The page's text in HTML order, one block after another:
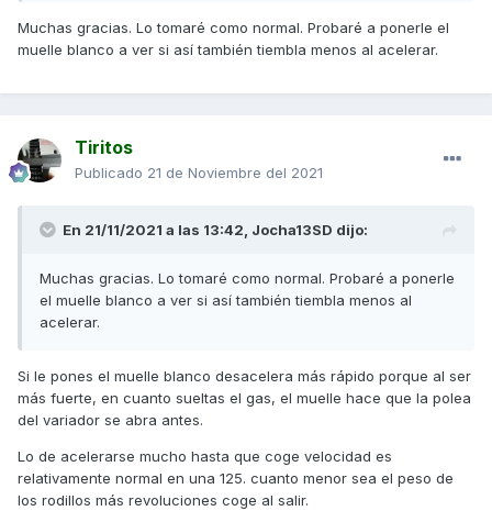
Muchas gracias. Lo tomaré como normal. Probaré a ponerle el
muelle blanco a ver si así también tiembla menos al acelerar.
Tiritos
Publicado 21 de Noviembre del 2021
En 21/11/2021 a las 13:42, Jocha13SD dijo:
Muchas gracias. Lo tomaré como normal. Probaré a ponerle
el muelle blanco a ver si así también tiembla menos al
acelerar.
Si le pones el muelle blanco desacelera más rápido porque al ser
más fuerte, en cuanto sueltas el gas, el muelle hace que la polea
del variador se abra antes.
Lo de acelerarse mucho hasta que coge velocidad es
relativamente normal en una 125. cuanto menor sea el peso de
los rodillos más revoluciones coge al salir.